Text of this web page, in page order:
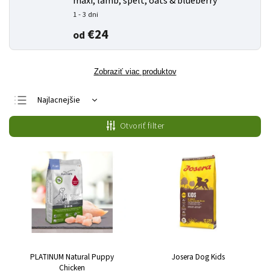
1 - 3 dni
od €24
Zobraziť viac produktov
Najlacnejšie
Najdrahšie
Najpredávanejšie
Abecedne
Otvoriť filter
PLATINUM Natural Puppy
Chicken
Josera Dog Kids